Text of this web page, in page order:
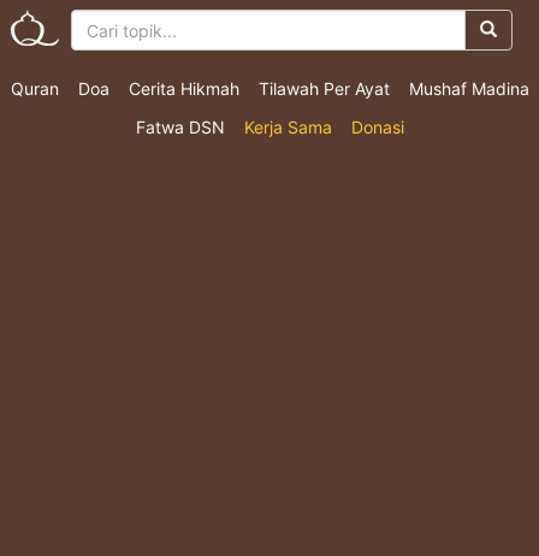
Quran Doa Cerita Hikmah Tilawah Per Ayat
Mushaf Madina
Fatwa DSN
Kerja Sama Donasi